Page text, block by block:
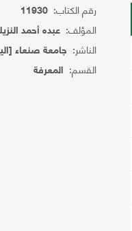
رقم الكتاب: 11930
المؤلف: عبده أحمد
الناشر: جامعة صنعاء
القسم: المعرفة